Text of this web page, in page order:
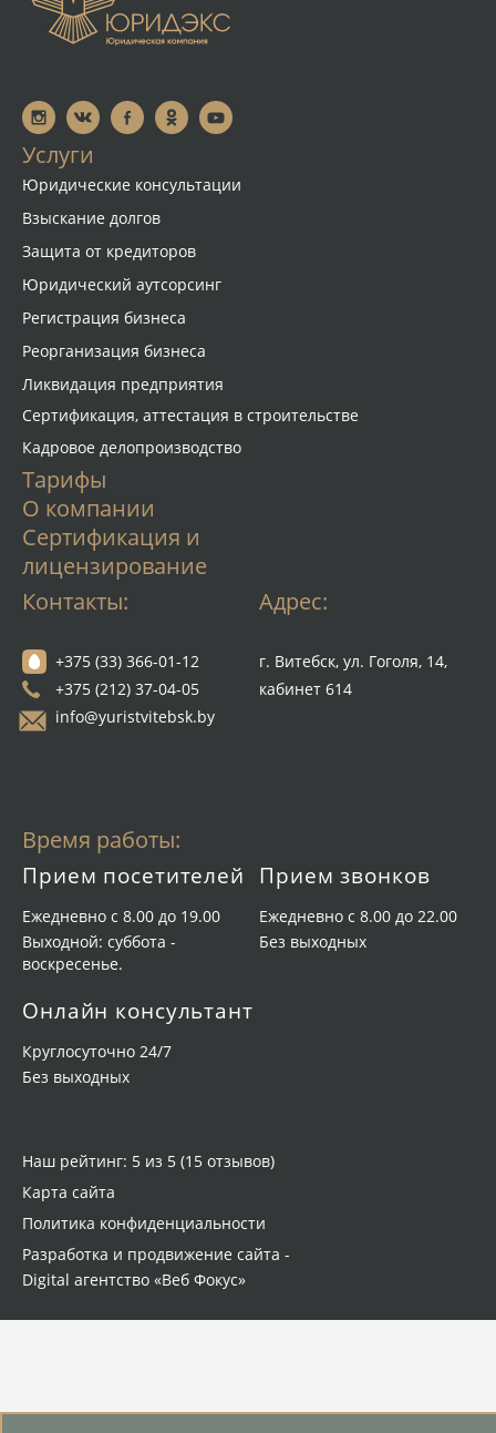
Услуги
Юридические консультации
Взыскание долгов
Защита от кредиторов
Юридический аутсорсинг
Регистрация бизнеса
Реорганизация бизнеса
Ликвидация предприятия
Сертификация, аттестация в строительстве
Кадровое делопроизводство
Контакты:
+375 (33) 366-01-12
+375 (212) 37-04-05
info@yuristvitebsk.by
Адрес:
г. Витебск, ул. Гоголя, 14,
кабинет 614
Тарифы
О компании
Сертификация и
лицензирование
Время работы:
Прием посетителей
Ежедневно с 8.00 до 19.00
Выходной: суббота -
воскресенье.
Прием звонков
Ежедневно с 8.00 до 22.00
Без выходных
Онлайн консультант
Круглосуточно 24/7
Без выходных
Наш рейтинг: 5 из 5 (15 отзывов)
Карта сайта
Политика конфиденциальности
Разработка и продвижение сайта -
Digital агентство «Веб Фокус»